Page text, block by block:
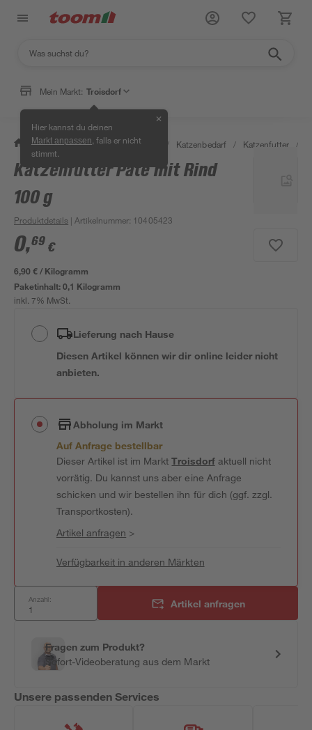
Mein Markt: Troisdorf
Hier kannst du deinen
Markt anpassen , falls er nicht
stimmt.
✕
/ Garten & Freizeit / Tierbedarf / Katzenbedarf / Katzenfutter /
Katzenfutter Pate mit Rind
100 g
Produktdetails | Artikelnummer: 10405423
0,69 €
6,90 € / Kilogramm
Paketinhalt:0,1 Kilogramm
inkl. 7% MwSt.
Lieferung nach Hause
Diesen Artikel können wir dir online leider nicht
anbieten.
Abholung im Markt
Auf Anfrage bestellbar
Dieser Artikel ist im MarktTroisdorfaktuell nicht
vorrätig. Du kannst uns aber eine Anfrage
schicken und wir bestellen ihn für dich (ggf. zzgl.
Transportkosten).
Artikel anfragen >
Verfügbarkeit in anderen Märkten
Anzahl: Artikel anfragen
Fragen zum Produkt?
Sofort-Videoberatung aus dem Markt
Unsere passenden Services